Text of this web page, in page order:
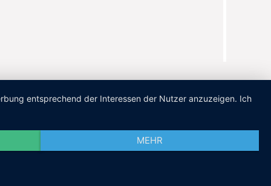
entsprechend der Interessen der Nutzer anzuzeigen. Ich
MEHR